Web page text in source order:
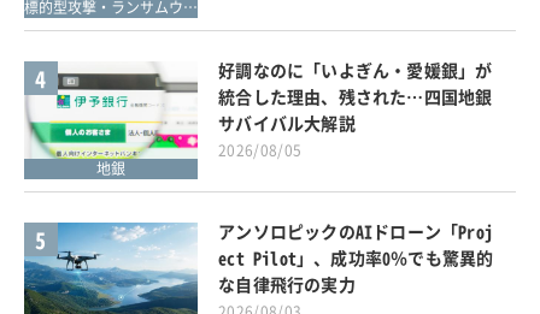
標的型攻撃・ランサムウェア対策
4
地銀
好調なのに「いよぎん・愛媛銀」が
統合した理由、残された…四国地銀
サバイバル大解説
2026/08/05
5
アンソロピックのAIドローン「Proj
ect Pilot」、成功率0％でも驚異的
な自律飛行の実力